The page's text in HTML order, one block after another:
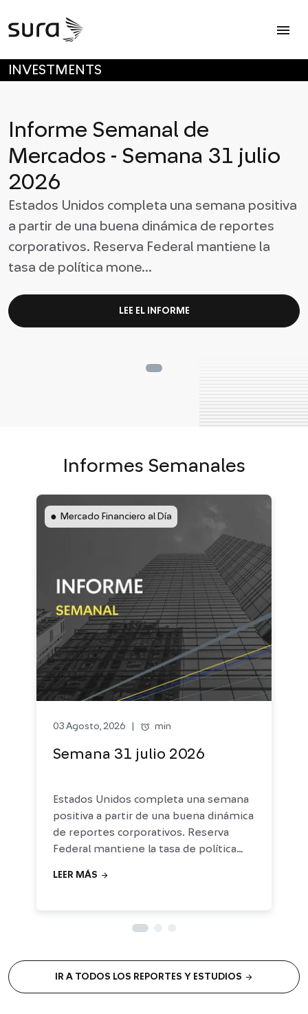
menu
INVESTMENTS
Informe Semanal de
Mercados - Semana 31 julio
2026
Estados Unidos completa una semana positiva
a partir de una buena dinámica de reportes
corporativos. Reserva Federal mantiene la
tasa de política mone...
LEE EL INFORME
Informes Semanales
● Mercado Financiero al Día
03 Agosto, 2026 alarm min
Semana 31 julio 2026
Estados Unidos completa una semana
positiva a partir de una buena dinámica
de reportes corporativos. Reserva
Federal mantiene la tasa de política
línea con las expectativas del mercado.
LEER MÁS arrow_forward
IR A TODOS LOS REPORTES Y ESTUDIOS arrow_forward